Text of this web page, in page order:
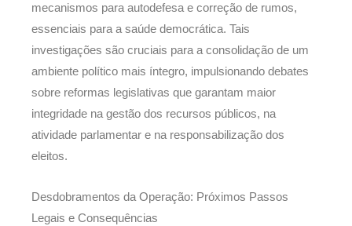
mecanismos para autodefesa e correção de rumos,
essenciais para a saúde democrática. Tais
investigações são cruciais para a consolidação de um
ambiente político mais íntegro, impulsionando debates
sobre reformas legislativas que garantam maior
integridade na gestão dos recursos públicos, na
atividade parlamentar e na responsabilização dos
eleitos.
Desdobramentos da Operação: Próximos Passos
Legais e Consequências